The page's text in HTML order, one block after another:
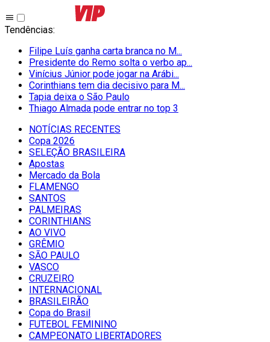
Tendências:
Filipe Luís ganha carta branca no M...
Presidente do Remo solta o verbo ap...
Vinícius Júnior pode jogar na Arábi...
Corinthians tem dia decisivo para M...
Tapia deixa o São Paulo
Thiago Almada pode entrar no top 3
NOTÍCIAS RECENTES
Copa 2026
SELEÇÃO BRASILEIRA
Apostas
Mercado da Bola
FLAMENGO
SANTOS
PALMEIRAS
CORINTHIANS
AO VIVO
GRÊMIO
SĀO PAULO
VASCO
CRUZEIRO
INTERNACIONAL
BRASILEIRÃO
Copa do Brasil
FUTEBOL FEMININO
CAMPEONATO LIBERTADORES